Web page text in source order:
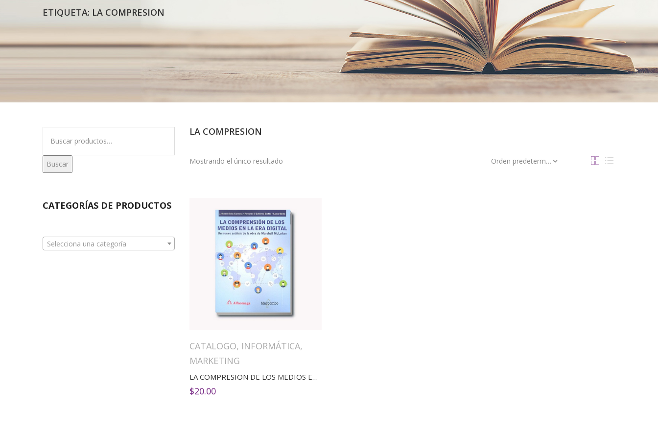
ETIQUETA: LA COMPRESION
LA COMPRESION
Mostrando el único resultado Orden predeterminado
CATALOGO, INFORMÁTICA,
MARKETING
LA COMPRESION DE LOS MEDIOS EN LA ERA DIGITAL
$20.00
Buscar
CATEGORÍAS DE PRODUCTOS
Selecciona una categoría